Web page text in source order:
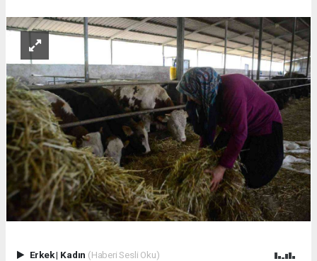
Erkek| Kadın (Haberi Sesli Oku)